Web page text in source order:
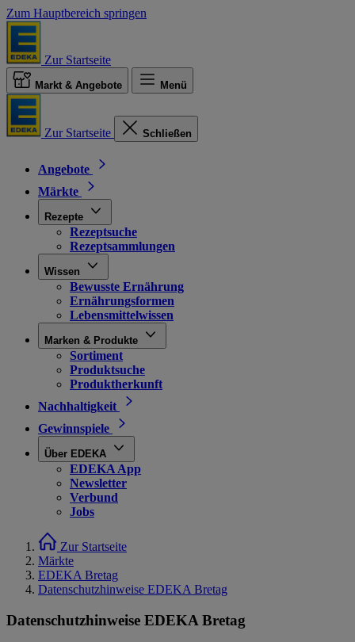
Zum Hauptbereich springen
Zur Startseite
Markt & Angebote Menü
Zur Startseite Schließen
Angebote
Märkte
Rezepte
Rezeptsuche
Rezeptsammlungen
Wissen
Bewusste Ernährung
Ernährungsformen
Lebensmittelwissen
Marken & Produkte
Sortiment
Produktsuche
Produktherkunft
Nachhaltigkeit
Gewinnspiele
Über EDEKA
EDEKA App
Newsletter
Verbund
Jobs
Zur Startseite
Märkte
EDEKA Bretag
Datenschutzhinweise EDEKA Bretag
Datenschutzhinweise EDEKA Bretag